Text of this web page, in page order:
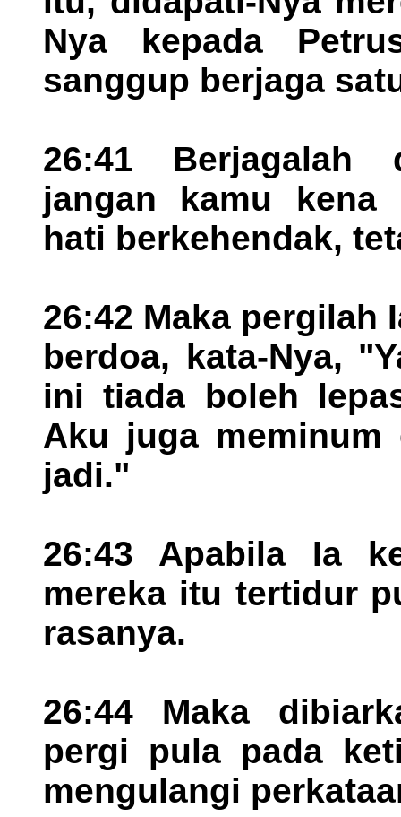
Nya kepada
sanggup berjaga
26:41 Berjagalah
jangan kamu kena
hati berkehendak,
26:42 Maka pergilah
berdoa, kata-Nya,
ini tiada boleh
Aku juga meminum
jadi."
26:43 Apabila Ia
mereka itu tertidur
rasanya.
26:44 Maka
pergi pula pada
mengulangi